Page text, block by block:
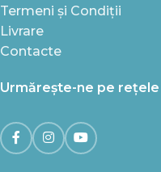
Termeni și Condiții
Livrare
Contacte
Urmărește-ne pe